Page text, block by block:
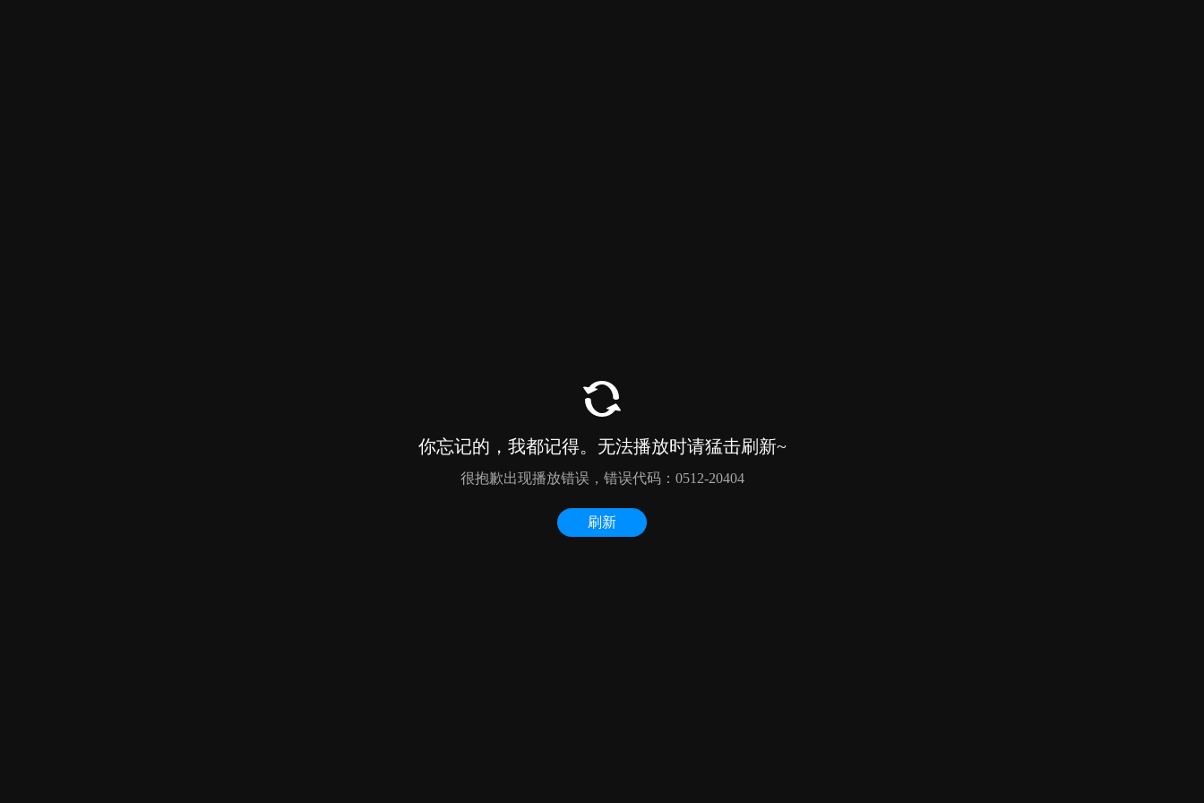
你忘记的，我都记得。无法播放时请猛击刷新~
很抱歉出现播放错误，错误代码：0512-20404
刷新